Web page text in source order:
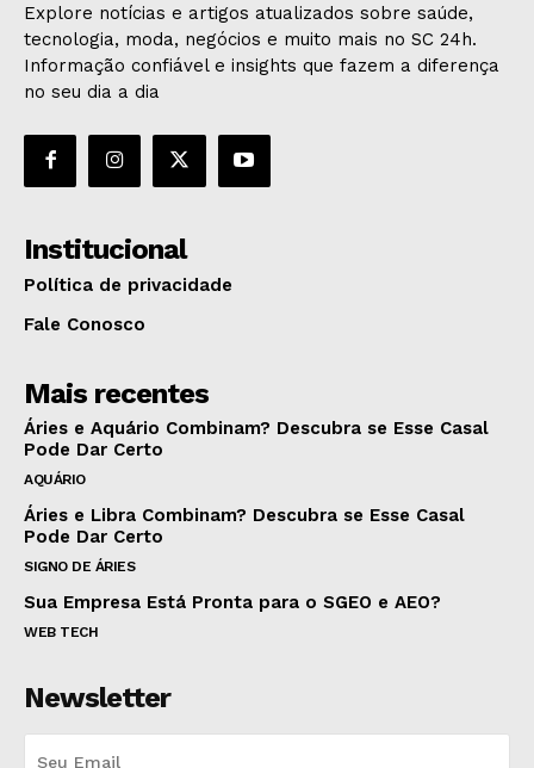
Explore notícias e artigos atualizados sobre saúde,
tecnologia, moda, negócios e muito mais no SC 24h.
Informação confiável e insights que fazem a diferença
no seu dia a dia
Institucional
Política de privacidade
Fale Conosco
Mais recentes
Áries e Aquário Combinam? Descubra se Esse Casal
Pode Dar Certo
AQUÁRIO
Áries e Libra Combinam? Descubra se Esse Casal
Pode Dar Certo
SIGNO DE ÁRIES
Sua Empresa Está Pronta para o SGEO e AEO?
WEB TECH
Newsletter